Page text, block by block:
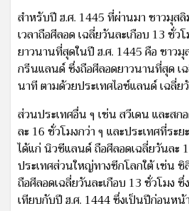
สำหรับปี ฮ.ศ. 1445 ที่ผ่านมา ชาวมุส
เวลาถือศีลอด เฉลี่ยวันละเกือบ 13 ชั่ว
ยาวนานที่สุดในปี ฮ.ศ. 1445 คือ ชาว
กรีนแลนด์ ซึ่งถือศีลอดยาวนานที่สุด เ
นาที ตามด้วยประเทศไอซ์แลนด์ เฉลี่
ส่วนประเทศอื่น ๆ เช่น สวีเดน และส
ละ 16 ชั่วโมงกว่า ๆ และประเทศที่ระ
ได้แก่ นิวซีแลนด์ ถือศีลอดเฉลี่ยวันละ
ประเทศส่วนใหญ่ทางซีกโลกใต้ เช่น ชิ
ถือศีลอดเฉลี่ยวันละเกือบ 13 ชั่วโมง
เทียบกับปี ฮ.ศ. 1444 ซึ่งเป็นปีก่อนห